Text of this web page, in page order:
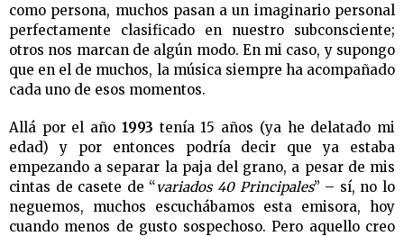
como persona, muchos pasan a un imaginario personal
perfectamente clasificado en nuestro subconsciente;
otros nos marcan de algún modo. En mi caso, y supongo
que en el de muchos, la música siempre ha acompañado
cada uno de esos momentos.
Allá por el año 1993 tenía 15 años (ya he delatado mi
edad) y por entonces podría decir que ya estaba
empezando a separar la paja del grano, a pesar de mis
cintas de casete de “variados 40 Principales” – sí, no lo
neguemos, muchos escuchábamos esta emisora, hoy
cuando menos de gusto sospechoso. Pero aquello creo